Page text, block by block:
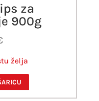
za
900g
želja